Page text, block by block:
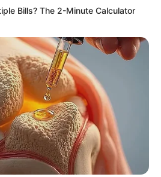
Galilea Montijo habla del
rostro: “No se vale reírte del
dolor de alguien”
Agosto 06, 2026
Alejandro Flores
FAMOSOS
Nominados de la segunda
semana de La Casa de los
Famosos: una mujer impone
récord de votos en contra